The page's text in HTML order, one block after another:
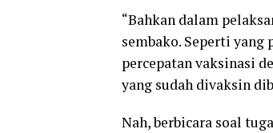
“Bahkan dalam
sembako. Seperti yang
percepatan vaksinasi
yang sudah divaksin
Nah, berbicara soal